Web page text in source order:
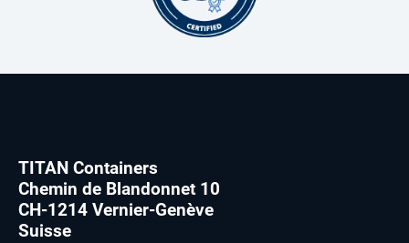
TITAN Containers
Chemin de Blandonnet 10
CH-1214 Vernier-Genève
Suisse